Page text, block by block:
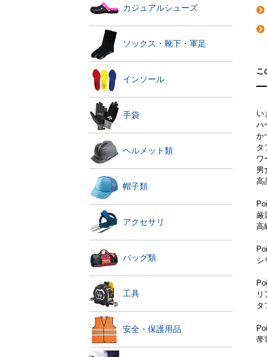
カジュアルシューズ
ソックス・靴下・軍足
インソール
手袋
ヘルメット類
帽子類
アクセサリ
バッグ類
工具
安全・保護用品
こ
い
ハ
か
タ
ワ
男
高
厳
高
シ
タ
帯